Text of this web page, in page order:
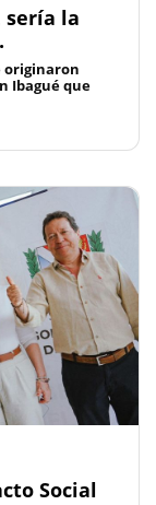
sería la
originaron
Ibagué que
Social